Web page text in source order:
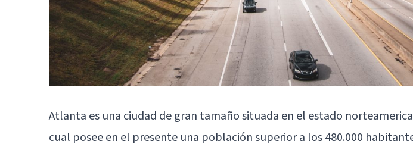
Atlanta es una ciudad de gran tamaño situada en el estado
cual posee en el presente una población superior a los 480.000